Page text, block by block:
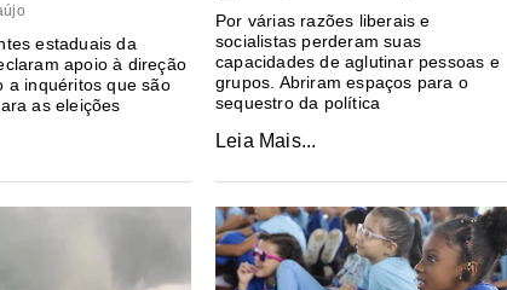
estaduais da
apoio à direção
a inquéritos que são
as eleições
Por várias razões liberais e
socialistas perderam suas
capacidades de aglutinar pessoas e
grupos. Abriram espaços para o
sequestro da política
Leia Mais...